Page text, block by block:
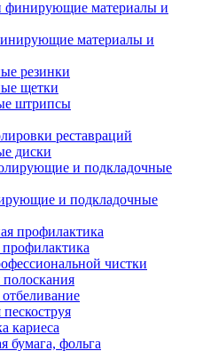
материалы и
резинки
щетки
штрипсы
реставраций
диски
и подкладочные
чистки
полоскания
кариеса